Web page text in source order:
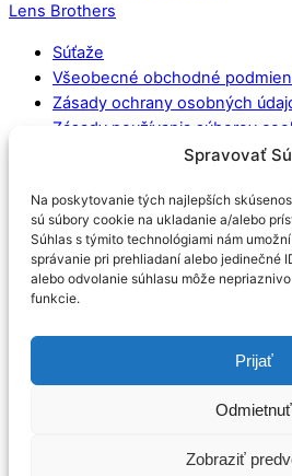
Spravovať
Na poskytovanie tých najlepších
sú súbory cookie na ukladanie a/alebo
Súhlas s týmito technológiami nám
správanie pri prehliadaní alebo jedinečné
alebo odvolanie súhlasu môže
funkcie.
Prijať
Odmietnuť
Zobraziť
Lens Brothers
Súťaže
Všeobecné obchodné
Zásady ochrany osobných
Zásady používania súborov
Partneri projektu
spracovaním osobných údajov